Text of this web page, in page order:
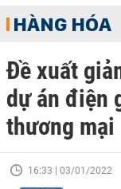
HÀNG HÓA
Đề xuất
dự án điện
thương mại
16:33 | 03/01/2022